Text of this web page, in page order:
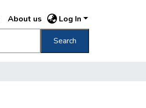
About us Log In
Search